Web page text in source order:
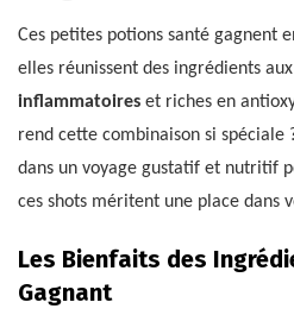
Ces petites potions santé gagnent
elles réunissent des ingrédients aux
inflammatoires et riches en
rend cette combinaison si spéciale
dans un voyage gustatif et nutritif
ces shots méritent une place dans
Les Bienfaits des
Gagnant